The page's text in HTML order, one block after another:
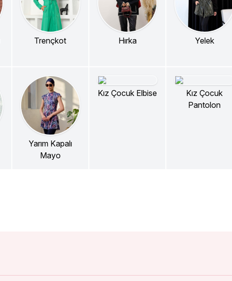
Trençkot Hırka Yelek
Yarım Kapalı
Mayo
Kız Çocuk Elbise
Kız Çocuk
Pantolon